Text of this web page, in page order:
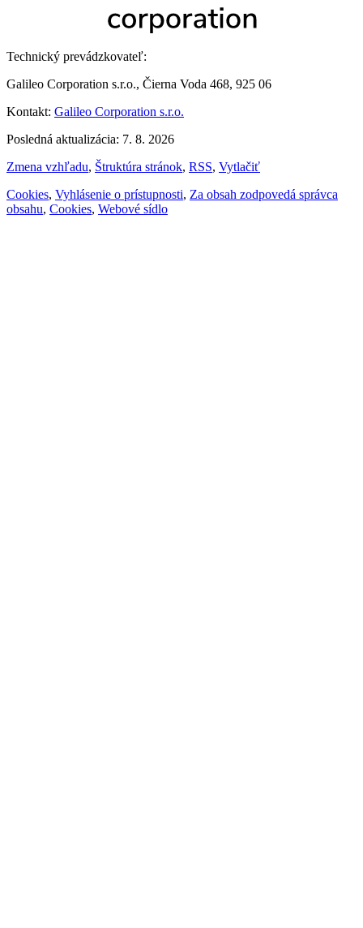
Technický prevádzkovateľ:
Galileo Corporation s.r.o., Čierna Voda 468, 925 06
Kontakt: Galileo Corporation s.r.o.
Posledná aktualizácia: 7. 8. 2026
Zmena vzhľadu, Štruktúra stránok, RSS, Vytlačiť
Cookies, Vyhlásenie o prístupnosti, Za obsah zodpovedá správca
obsahu, Cookies, Webové sídlo